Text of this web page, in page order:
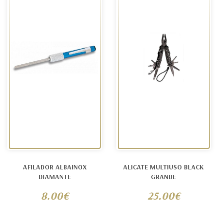
AFILADOR ALBAINOX
DIAMANTE
8.00€
ALICATE MULTIUSO BLACK
GRANDE
25.00€